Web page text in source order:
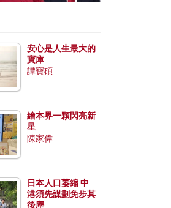
安心是人生最大的
寶庫
譚寶碩
繪本界一顆閃亮新
星
陳家偉
日本人口萎縮 中
港須先謀劃免步其
後塵